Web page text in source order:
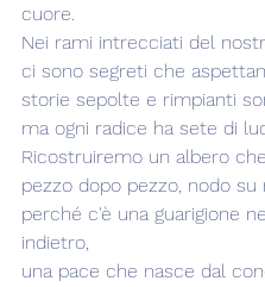
cuore.
Nei rami intrecciati del
ci sono segreti che
storie sepolte e rimpianti
ma ogni radice ha sete di
Ricostruiremo un albero
pezzo dopo pezzo, nodo su
perché c'è una guarigione
indietro,
una pace che nasce dal